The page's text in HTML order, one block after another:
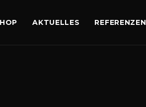
AKTUELLES REFERENZEN